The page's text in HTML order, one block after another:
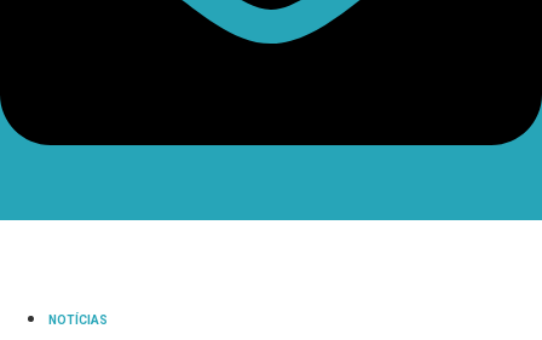
NOTÍCIAS